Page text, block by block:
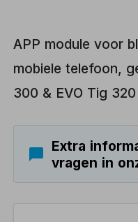
APP module voor
mobiele telefoon,
300 & EVO Tig 320
Extra
vragen in